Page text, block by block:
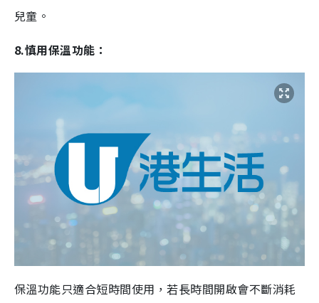
兒童。
8.慎用保溫功能：
保溫功能只適合短時間使用，若長時間開啟會不斷消耗